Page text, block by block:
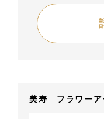
美寿 フラワーア